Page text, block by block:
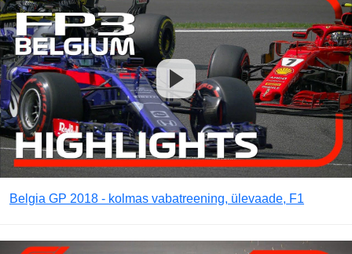
Belgia GP 2018 - kolmas vabatreening, ülevaade, F1